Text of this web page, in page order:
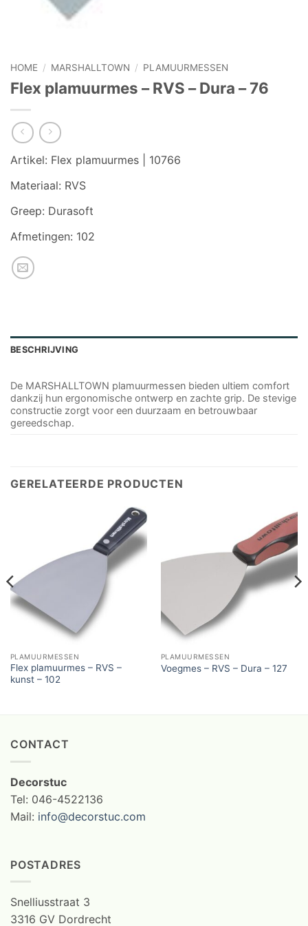
HOME / MARSHALLTOWN / PLAMUURMESSEN
Flex plamuurmes – RVS – Dura – 76
Artikel: Flex plamuurmes | 10766
Materiaal: RVS
Greep: Durasoft
Afmetingen: 102
BESCHRIJVING
De MARSHALLTOWN plamuurmessen bieden ultiem comfort
dankzij hun ergonomische ontwerp en zachte grip. De stevige
constructie zorgt voor een duurzaam en betrouwbaar
gereedschap.
GERELATEERDE PRODUCTEN
PLAMUURMESSEN
Flex plamuurmes – RVS –
kunst – 102
PLAMUURMESSEN
Voegmes – RVS – Dura – 127
CONTACT
Decorstuc
Tel: 046-4522136
Mail: info@decorstuc.com
POSTADRES
Snelliusstraat 3
3316 GV Dordrecht